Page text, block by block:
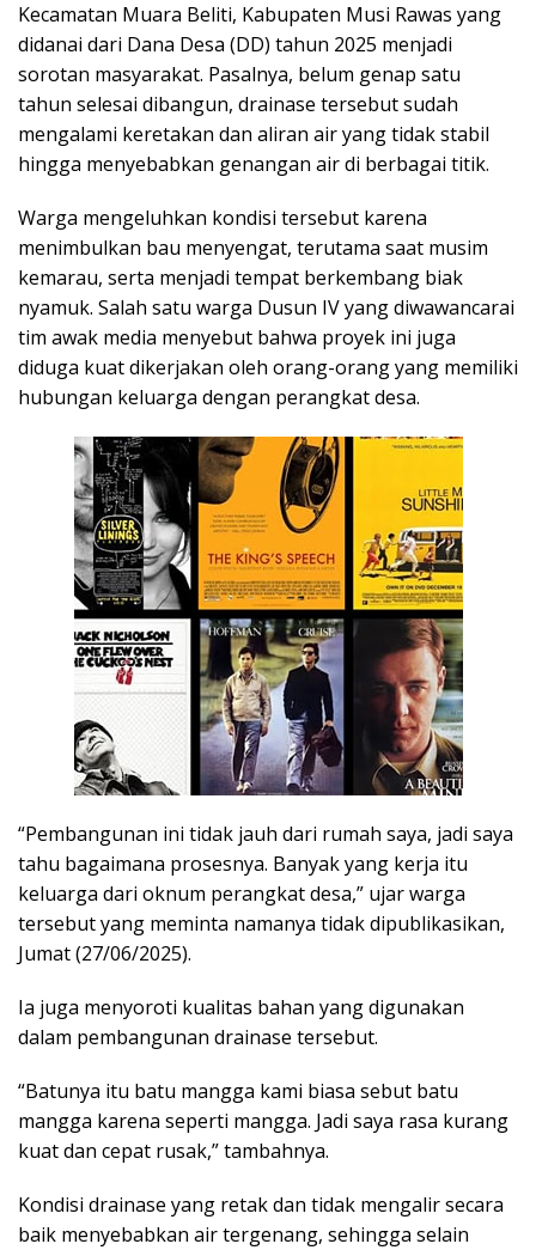
Kecamatan Muara Beliti, Kabupaten Musi Rawas yang
didanai dari Dana Desa (DD) tahun 2025 menjadi
sorotan masyarakat. Pasalnya, belum genap satu
tahun selesai dibangun, drainase tersebut sudah
mengalami keretakan dan aliran air yang tidak stabil
hingga menyebabkan genangan air di berbagai titik.
Warga mengeluhkan kondisi tersebut karena
menimbulkan bau menyengat, terutama saat musim
kemarau, serta menjadi tempat berkembang biak
nyamuk. Salah satu warga Dusun IV yang diwawancarai
tim awak media menyebut bahwa proyek ini juga
diduga kuat dikerjakan oleh orang-orang yang memiliki
hubungan keluarga dengan perangkat desa.
“Pembangunan ini tidak jauh dari rumah saya, jadi saya
tahu bagaimana prosesnya. Banyak yang kerja itu
keluarga dari oknum perangkat desa,” ujar warga
tersebut yang meminta namanya tidak dipublikasikan,
Jumat (27/06/2025).
Ia juga menyoroti kualitas bahan yang digunakan
dalam pembangunan drainase tersebut.
“Batunya itu batu mangga kami biasa sebut batu
mangga karena seperti mangga. Jadi saya rasa kurang
kuat dan cepat rusak,” tambahnya.
Kondisi drainase yang retak dan tidak mengalir secara
baik menyebabkan air tergenang, sehingga selain